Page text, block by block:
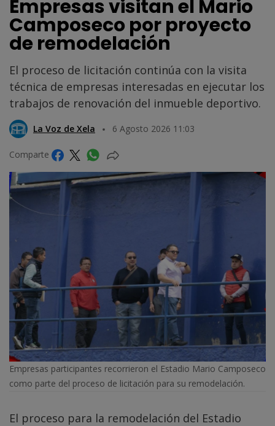
Empresas visitan el Mario
Camposeco por proyecto
de remodelación
El proceso de licitación continúa con la visita
técnica de empresas interesadas en ejecutar los
trabajos de renovación del inmueble deportivo.
La Voz de Xela 6 Agosto 2026 11:03
Comparte
Empresas participantes recorrieron el Estadio Mario Camposeco
como parte del proceso de licitación para su remodelación.
El proceso para la remodelación del Estadio